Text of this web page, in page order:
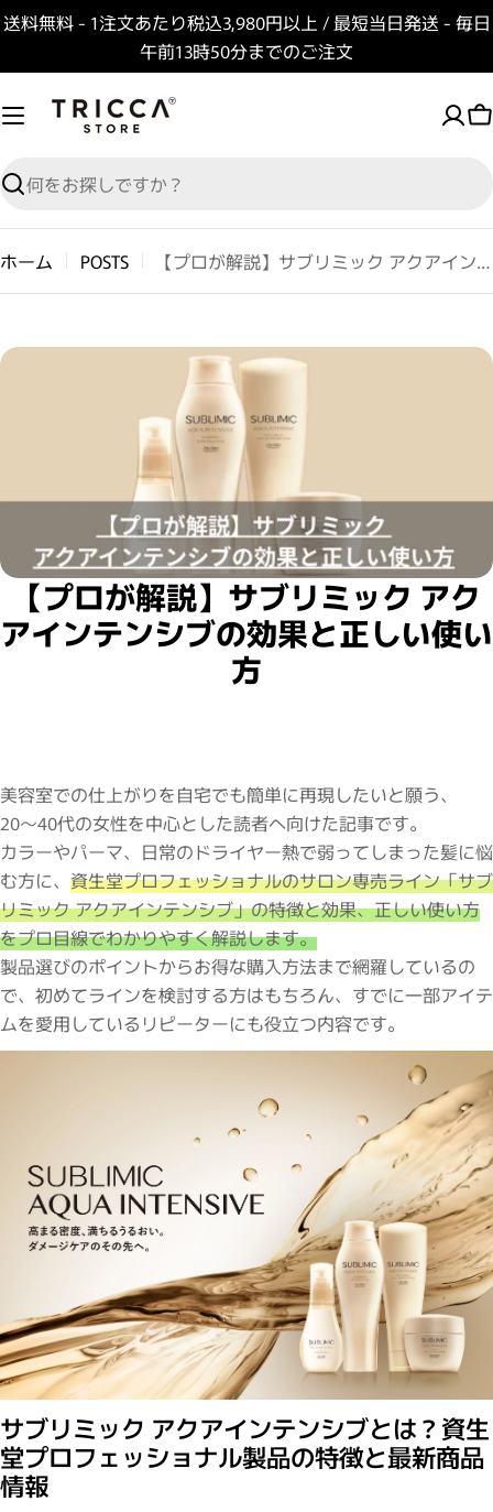
コンテンツへスキップ
送料無料 - 1注文あたり税込3,980円以上 / 最短当日発送 - 毎日
午前13時50分までのご注文
検索
ホーム POSTS 【プロが解説】サブリミック アクアインテンシブの効果と正しい使い方
【プロが解説】サブリミック アク
アインテンシブの効果と正しい使い
方
美容室での仕上がりを自宅でも簡単に再現したいと願う、
20〜40代の女性を中心とした読者へ向けた記事です。
カラーやパーマ、日常のドライヤー熱で弱ってしまった髪に悩
む方に、 資生堂プロフェッショナルのサロン専売ライン「サブ
リミック アクアインテンシブ」の特徴と効果、正しい使い方
をプロ目線でわかりやすく解説します。
製品選びのポイントからお得な購入方法まで網羅しているの
で、初めてラインを検討する方はもちろん、すでに一部アイテ
ムを愛用しているリピーターにも役立つ内容です。
サブリミック アクアインテンシブとは？資生
堂プロフェッショナル製品の特徴と最新商品
情報